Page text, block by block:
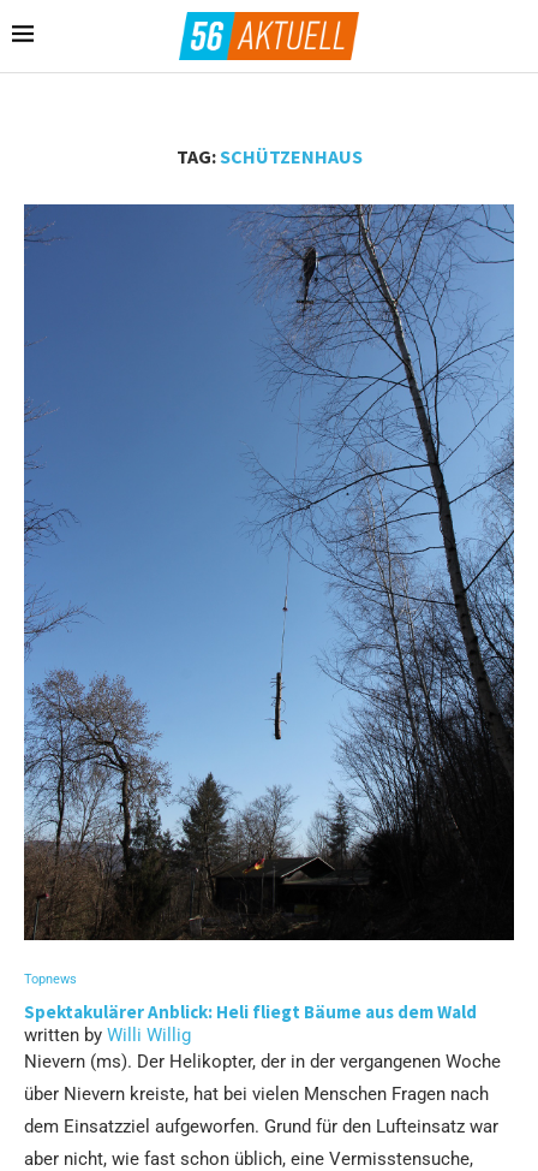
TAG:SCHÜTZENHAUS
Topnews
Spektakulärer Anblick: Heli fliegt Bäume aus dem Wald
written by Willi Willig
Nievern (ms). Der Helikopter, der in der vergangenen Woche
über Nievern kreiste, hat bei vielen Menschen Fragen nach
dem Einsatzziel aufgeworfen. Grund für den Lufteinsatz war
aber nicht, wie fast schon üblich, eine Vermisstensuche,